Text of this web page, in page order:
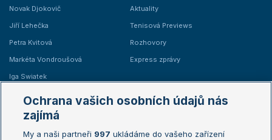
Novak Djokovič
Jiří Lehečka
Petra Kvitová
Markéta Vondroušová
Iga Swiatek
Aktuality
Tenisová Previews
Rozhovory
Express zprávy
Žebříčky
Žebříček ATP (muži)
Australian Open
Ochrana vašich osobních údajů nás
zajímá
My a naši partneři 997 ukládáme do vašeho zařízení